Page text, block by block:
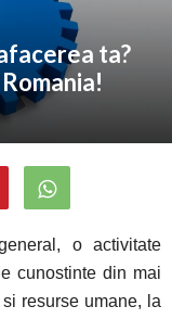
ta?
o activitate
cunostinte din mai
resurse umane, la